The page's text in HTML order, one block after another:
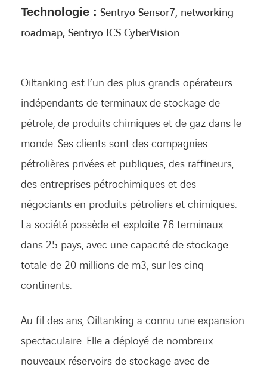
Technologie : Sentryo Sensor7, networking
roadmap, Sentryo ICS CyberVision
Oiltanking est l’un des plus grands opérateurs
indépendants de terminaux de stockage de
pétrole, de produits chimiques et de gaz dans le
monde. Ses clients sont des compagnies
pétrolières privées et publiques, des raffineurs,
des entreprises pétrochimiques et des
négociants en produits pétroliers et chimiques.
La société possède et exploite 76 terminaux
dans 25 pays, avec une capacité de stockage
totale de 20 millions de m3, sur les cinq
continents.
Au fil des ans, Oiltanking a connu une expansion
spectaculaire. Elle a déployé de nombreux
nouveaux réservoirs de stockage avec de